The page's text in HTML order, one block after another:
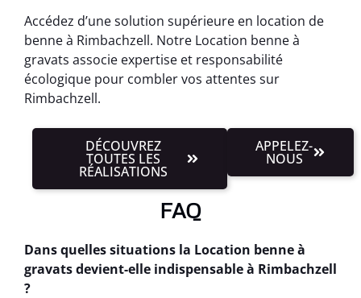
Accédez d’une solution supérieure en location de
benne à Rimbachzell. Notre Location benne à
gravats associe expertise et responsabilité
écologique pour combler vos attentes sur
Rimbachzell.
DÉCOUVREZ
TOUTES LES
RÉALISATIONS
APPELEZ-
NOUS
FAQ
Dans quelles situations la Location benne à
gravats devient-elle indispensable à Rimbachzell
?